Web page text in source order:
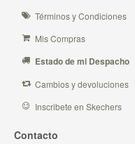
Términos y Condiciones
Mis Compras
Estado de mi Despacho
Cambios y devoluciones
Inscribete en Skechers
Contacto